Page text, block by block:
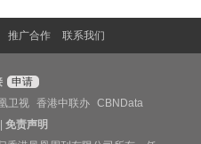
推广合作 联系我们
申请
卫视 香港中联办
CBNData
|免责声明